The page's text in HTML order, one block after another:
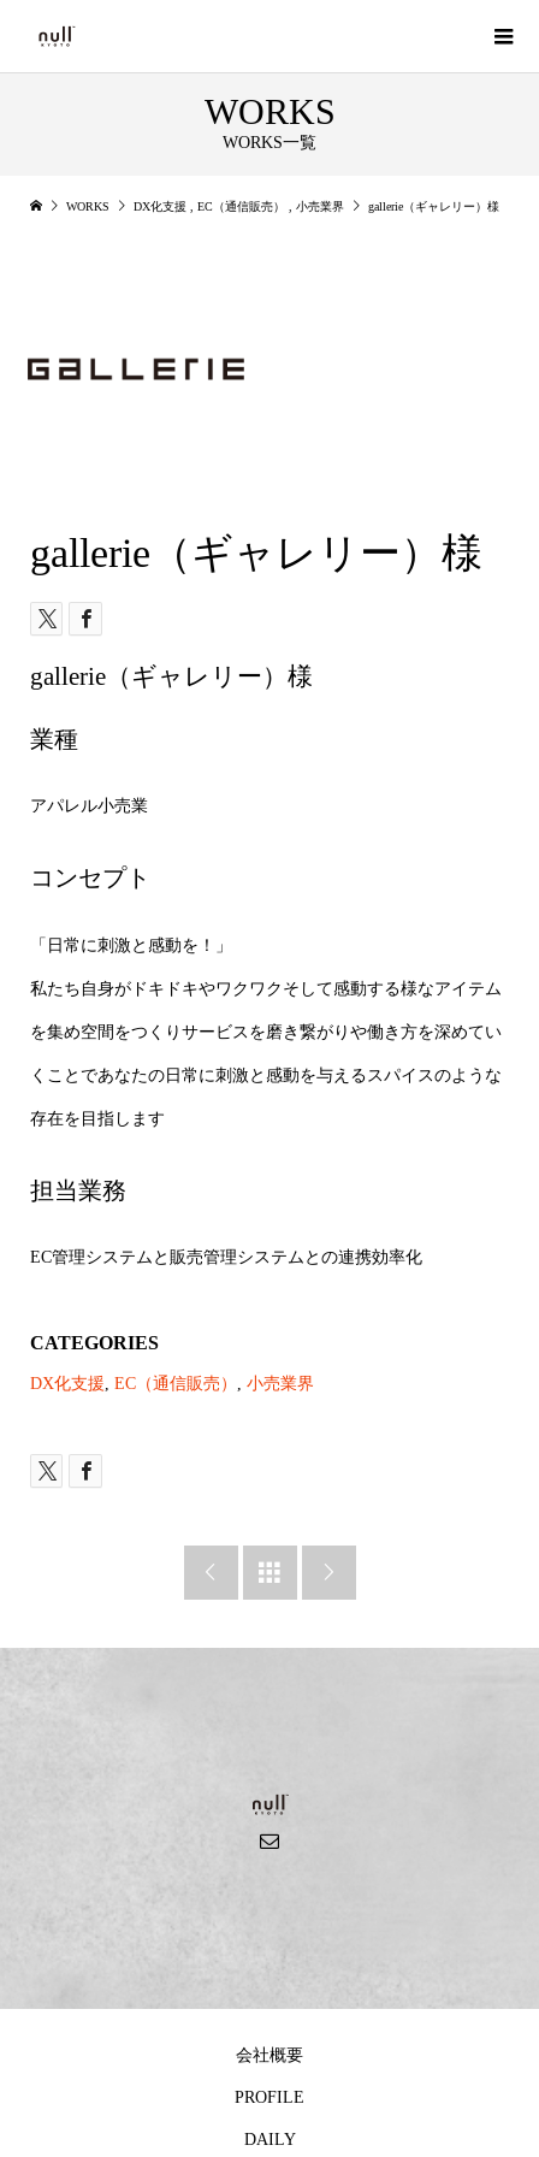
WORKS
WORKS一覧
WORKS DX化支援 EC（通信販売） 小売業界 gallerie（ギャレリー）様
gallerie（ギャレリー）様
gallerie（ギャレリー）様
業種
アパレル小売業
コンセプト
「日常に刺激と感動を！」
私たち自身がドキドキやワクワクそして感動する様なアイテム
を集め空間をつくりサービスを磨き繋がりや働き方を深めてい
くことであなたの日常に刺激と感動を与えるスパイスのような
存在を目指します
担当業務
EC管理システムと販売管理システムとの連携効率化
CATEGORIES
DX化支援 EC（通信販売） 小売業界
  
会社概要
PROFILE
DAILY